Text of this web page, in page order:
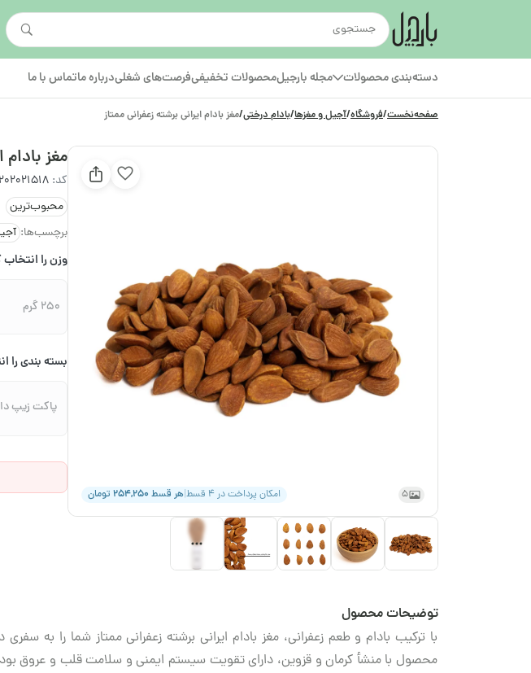
دسته‌بندی محصولات مجله بارجیلمحصولات تخفیفیفرصت‌های شغلیدرباره ماتماس با ما
صفحه‌نخست/فروشگاه/آجیل و مغزها/بادام درختی/مغز بادام ایرانی برشته زعفرانی ممتاز
5 امکان پرداخت در ۴ قسط |هر قسط ۲۵۴,۲۵۰ تومان
مغز بادام
کد: 202021518
محبوب‌ترین
برچسب‌ها:
وزن را انتخاب
250 گرم
بسته بندی را
پاکت زیپ
توضیحات محصول
با ترکیب بادام و طعم زعفرانی، مغز بادام ایرانی برشته زعفرانی ممتاز شما را به
محصول با منشأ کرمان و قزوین، دارای تقویت سیستم ایمنی و سلامت قلب و عروق